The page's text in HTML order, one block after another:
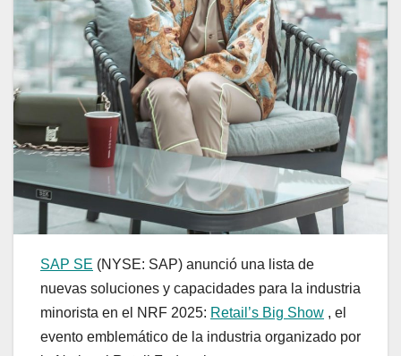
SAP SE (NYSE: SAP) anunció una lista de
nuevas soluciones y capacidades para la industria
minorista en el NRF 2025: Retail’s Big Show , el
evento emblemático de la industria organizado por